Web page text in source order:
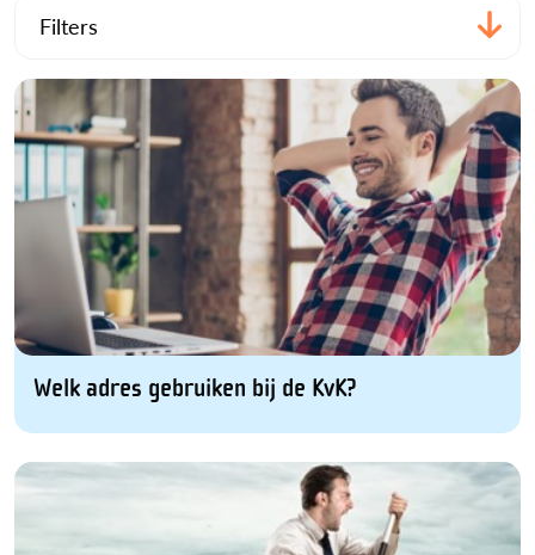
Filters
Welk adres gebruiken bij de KvK?